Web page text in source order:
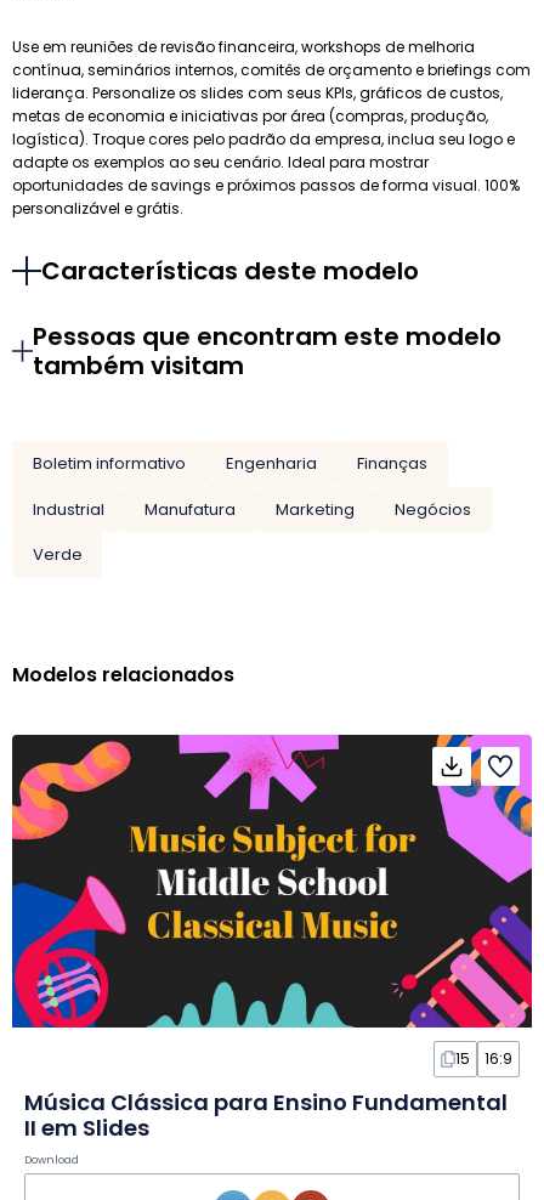
Use em reuniões de revisão financeira, workshops de melhoria
contínua, seminários internos, comitês de orçamento e briefings com
liderança. Personalize os slides com seus KPIs, gráficos de custos,
metas de economia e iniciativas por área (compras, produção,
logística). Troque cores pelo padrão da empresa, inclua seu logo e
adapte os exemplos ao seu cenário. Ideal para mostrar
oportunidades de savings e próximos passos de forma visual. 100%
personalizável e grátis.
Características deste modelo
Pessoas que encontram este modelo
também visitam
Boletim informativo Engenharia
Finanças
Industrial
Manufatura Marketing
Negócios
Verde
Modelos relacionados
15 16:9
Música Clássica para Ensino Fundamental
II em Slides
Download